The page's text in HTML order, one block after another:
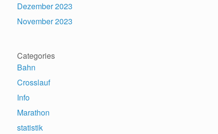
Dezember 2023
November 2023
Categories
Bahn
Crosslauf
Info
Marathon
statistik